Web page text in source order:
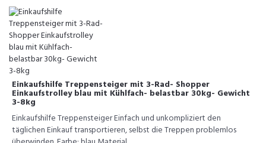
Einkaufshilfe Treppensteiger mit 3-Rad- Shopper
Einkaufstrolley blau mit Kühlfach- belastbar 30kg- Gewicht
3-8kg
Einkaufshilfe Treppensteiger Einfach und unkompliziert den
täglichen Einkauf transportieren, selbst die Treppen problemlos